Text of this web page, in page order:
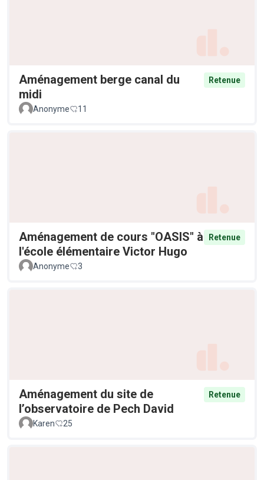
Aménagement berge canal du
midi
Retenue
Anonyme 11
Aménagement de cours "OASIS" à
l'école élémentaire Victor Hugo
Retenue
Anonyme 3
Aménagement du site de
l’observatoire de Pech David
Retenue
Karen 25